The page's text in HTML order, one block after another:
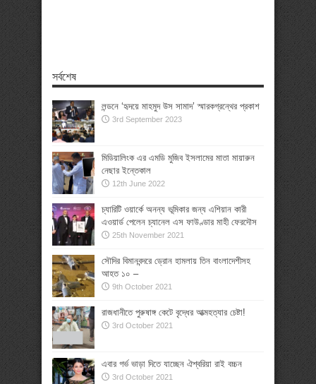
সর্বশেষ
লন্ডনে ‘হৃদয়ে মাহমুদ উস সামাদ’ স্মারকগ্রন্থের প্রকাশ
3rd September 2023
মিডিয়ালিংক এর এমডি মুজিব ইসলামের মাতা মায়ারুন
নেছার ইন্তেকাল
12th June 2022
চ্যারিটি ওয়ার্কে অনন্য ভূমিকার জন্য এশিয়ান কারী
এওয়ার্ড পেলেন চ্যানেল এস ফাউণ্ডার মাহী ফেরদৌস
25th November 2021
সৌদির বিমানবন্দরে ড্রোন হামলায় তিন বাংলাদেশীসহ
আহত ১০ –
9th October 2021
রাজধানীতে পুরুষাঙ্গ কেটে বৃদ্ধের আত্মহত্যার চেষ্টা!
3rd October 2021
এবার গর্ভ ভাড়া দিতে যাচ্ছেন ঐশ্বরিয়া রাই বচ্চন
3rd October 2021